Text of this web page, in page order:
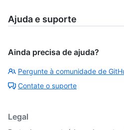
Ajuda e suporte
Ainda precisa de ajuda?
Pergunte à comunidade de
Contate o suporte
Legal